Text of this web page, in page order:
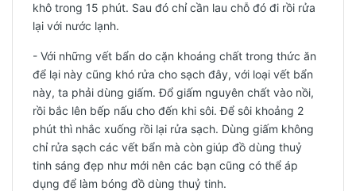
khô trong 15 phút. Sau đó chỉ cần lau chỗ đó đi rồi rửa
lại với nước lạnh.
- Với những vết bẩn do cặn khoáng chất trong thức ăn
để lại này cũng khó rửa cho sạch đây, với loại vết bẩn
này, ta phải dùng giấm. Đổ giấm nguyên chất vào nồi,
rồi bắc lên bếp nấu cho đến khi sôi. Để sôi khoảng 2
phút thì nhắc xuống rồi lại rửa sạch. Dùng giấm không
chỉ rửa sạch các vết bẩn mà còn giúp đồ dùng thuỷ
tinh sáng đẹp như mới nên các bạn cũng có thể áp
dụng để làm bóng đồ dùng thuỷ tinh.